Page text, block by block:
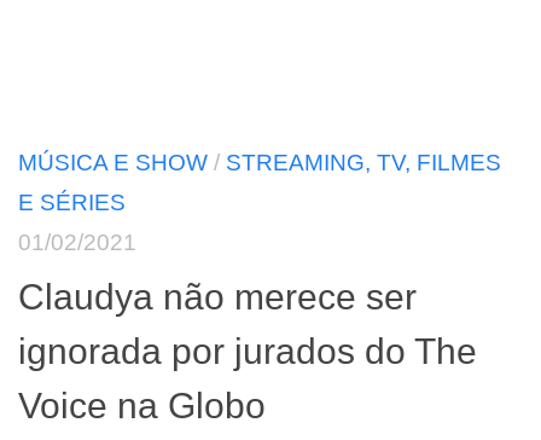
MÚSICA E SHOW / STREAMING, TV, FILMES
E SÉRIES
01/02/2021
Claudya não merece ser
ignorada por jurados do The
Voice na Globo